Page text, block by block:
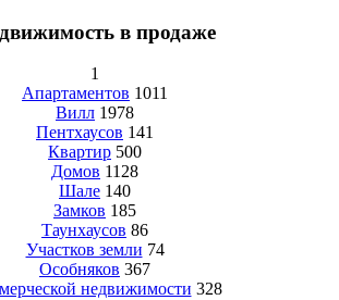
в продаже
1
Апартаментов 1011
Вилл 1978
Пентхаусов 141
Квартир 500
Домов 1128
Шале 140
Замков 185
Таунхаусов 86
Участков земли 74
Особняков 367
недвижимости 328